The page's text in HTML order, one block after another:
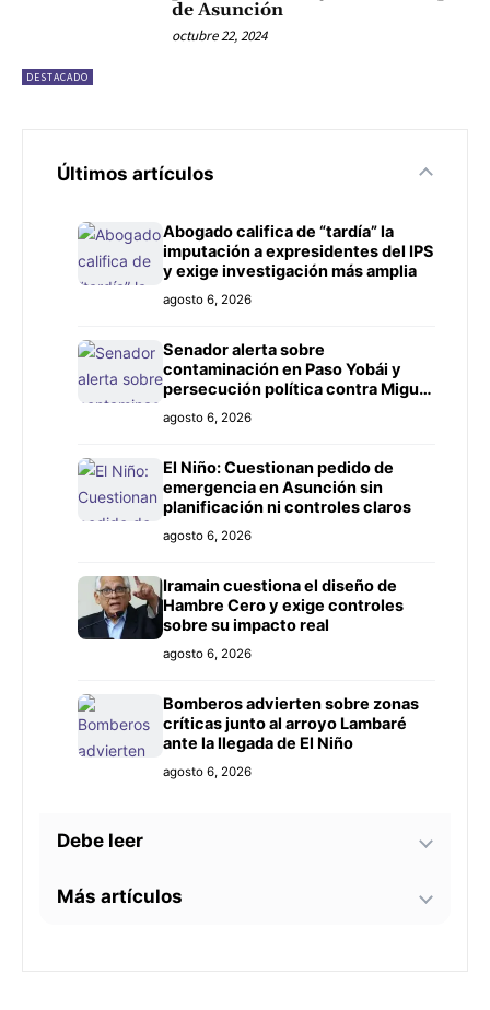
DESTACADO
de Asunción
octubre 22, 2024
Últimos artículos
Abogado califica de “tardía” la
imputación a expresidentes del IPS
y exige investigación más amplia
agosto 6, 2026
Senador alerta sobre
contaminación en Paso Yobái y
persecución política contra Miguel
Prieto
agosto 6, 2026
El Niño: Cuestionan pedido de
emergencia en Asunción sin
planificación ni controles claros
agosto 6, 2026
Iramain cuestiona el diseño de
Hambre Cero y exige controles
sobre su impacto real
agosto 6, 2026
Bomberos advierten sobre zonas
críticas junto al arroyo Lambaré
ante la llegada de El Niño
agosto 6, 2026
Debe leer
Docentes evalúan protestas por
Más artículos